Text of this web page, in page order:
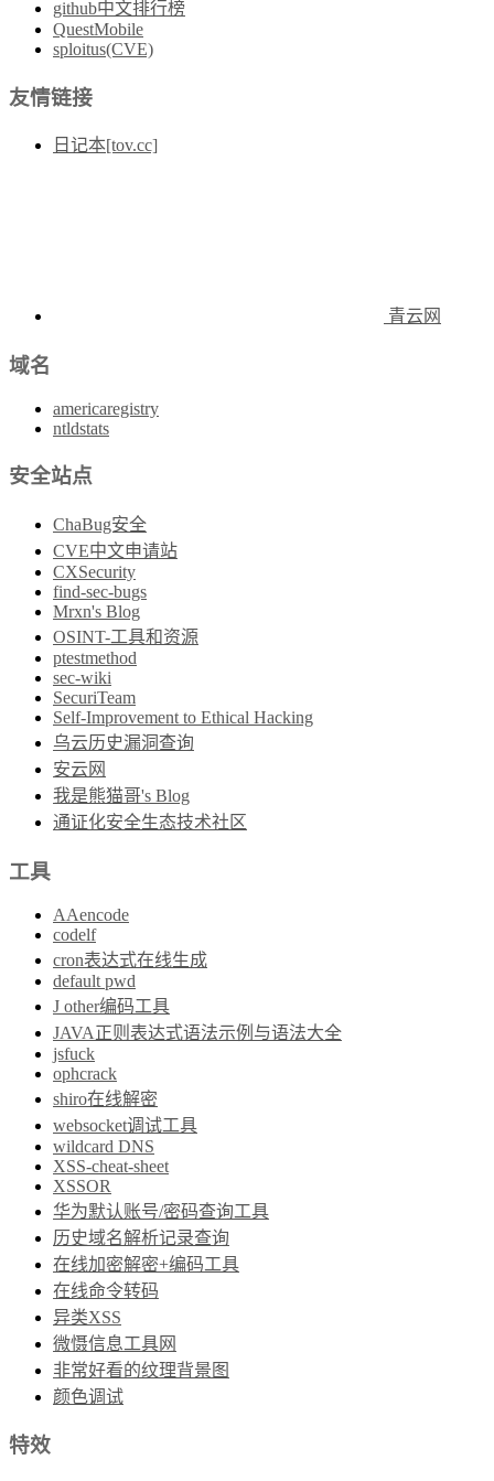
github中文排行榜
QuestMobile
sploitus(CVE)
友情链接
日记本[tov.cc]
青云网
域名
americaregistry
ntldstats
安全站点
ChaBug安全
CVE中文申请站
CXSecurity
find-sec-bugs
Mrxn's Blog
OSINT-工具和资源
ptestmethod
sec-wiki
SecuriTeam
Self-Improvement to Ethical Hacking
乌云历史漏洞查询
安云网
我是熊猫哥's Blog
通证化安全生态技术社区
工具
AAencode
codelf
cron表达式在线生成
default pwd
J other编码工具
JAVA正则表达式语法示例与语法大全
jsfuck
ophcrack
shiro在线解密
websocket调试工具
wildcard DNS
XSS-cheat-sheet
XSSOR
华为默认账号/密码查询工具
历史域名解析记录查询
在线加密解密+编码工具
在线命令转码
异类XSS
微慑信息工具网
非常好看的纹理背景图
颜色调试
特效